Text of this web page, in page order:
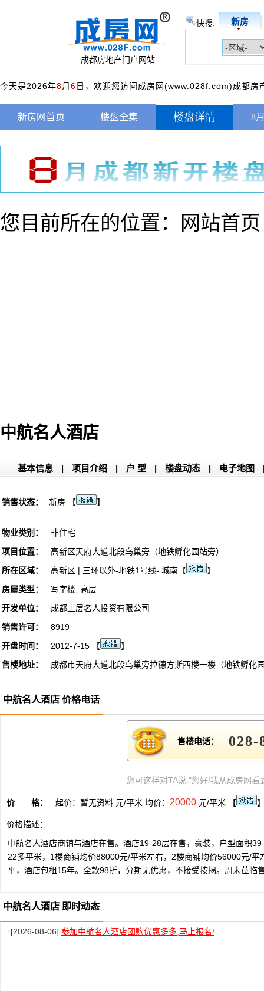
成都房地产门户网站
快搜: 新房
今天是2026年8月 6 日，欢迎您访问成房网(www.028f.com)成都房
新房网首页 楼盘全集 楼盘详情 8
您目前所在的位置： 网站首页
中航名人酒店
基本信息 | 项目介绍 | 户 型 | 楼盘动态 | 电子地图
销售状态： 新房 【 】
物业类别：
非住宅
项目位置：
高新区天府大道北段鸟巢旁（地铁孵化园站旁）
所在区域：
高新区 | 三环以外-地铁1号线- 城南【
】
房屋类型：
写字楼, 高层
开发单位：
成都上层名人投资有限公司
销售许可：
8919
开盘时间：
2012-7-15 【
】
售楼地址：
成都市天府大道北段鸟巢旁拉德方斯西楼一楼（地铁孵化
中航名人酒店 价格电话
售楼电话： 028-
您可这样对TA说:"您好!我从成房网看
价 格： 起价：暂无资料 元/平米 均价： 20000 元/平米 【
价格描述：
中航名人酒店商铺与酒店在售。酒店19-28层在售，豪装，户型面积
22多平米，1楼商铺均价88000元/平米左右，2楼商铺均价56000元/
平，酒店包租15年。全款98折，分期无优惠，不接受按揭。周末莅临
中航名人酒店 即时动态
·[2026-08-06] 参加中航名人酒店团购优惠多多,马上报名!